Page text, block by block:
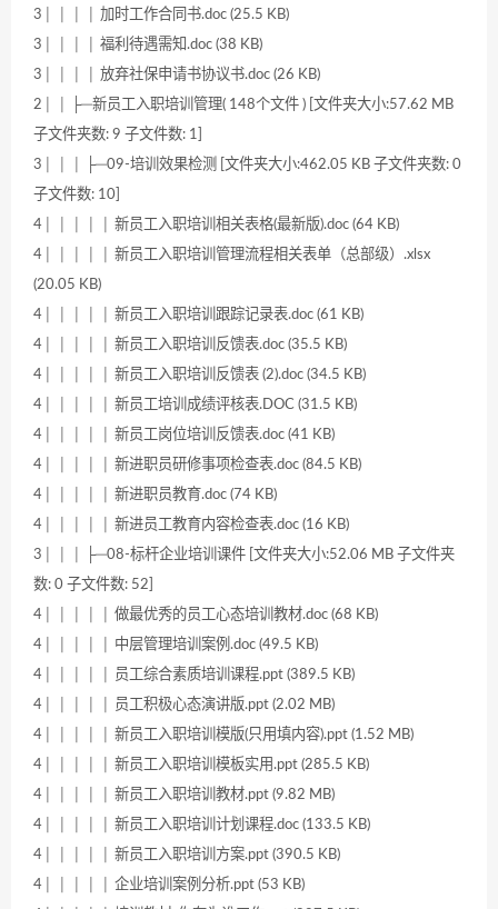
3│ │ │ │ 加时工作合同书.doc (25.5 KB)
3│ │ │ │ 福利待遇需知.doc (38 KB)
3│ │ │ │ 放弃社保申请书协议书.doc (26 KB)
2│ │ ├─新员工入职培训管理( 148个文件 ) [文件夹大小:57.62 MB
子文件夹数: 9 子文件数: 1]
3│ │ │ ├─09-培训效果检测 [文件夹大小:462.05 KB 子文件夹数: 0
子文件数: 10]
4│ │ │ │ │ 新员工入职培训相关表格(最新版).doc (64 KB)
4│ │ │ │ │ 新员工入职培训管理流程相关表单（总部级）.xlsx
(20.05 KB)
4│ │ │ │ │ 新员工入职培训跟踪记录表.doc (61 KB)
4│ │ │ │ │ 新员工入职培训反馈表.doc (35.5 KB)
4│ │ │ │ │ 新员工入职培训反馈表 (2).doc (34.5 KB)
4│ │ │ │ │ 新员工培训成绩评核表.DOC (31.5 KB)
4│ │ │ │ │ 新员工岗位培训反馈表.doc (41 KB)
4│ │ │ │ │ 新进职员研修事项检查表.doc (84.5 KB)
4│ │ │ │ │ 新进职员教育.doc (74 KB)
4│ │ │ │ │ 新进员工教育内容检查表.doc (16 KB)
3│ │ │ ├─08-标杆企业培训课件 [文件夹大小:52.06 MB 子文件夹
数: 0 子文件数: 52]
4│ │ │ │ │ 做最优秀的员工心态培训教材.doc (68 KB)
4│ │ │ │ │ 中层管理培训案例.doc (49.5 KB)
4│ │ │ │ │ 员工综合素质培训课程.ppt (389.5 KB)
4│ │ │ │ │ 员工积极心态演讲版.ppt (2.02 MB)
4│ │ │ │ │ 新员工入职培训模版(只用填内容).ppt (1.52 MB)
4│ │ │ │ │ 新员工入职培训模板实用.ppt (285.5 KB)
4│ │ │ │ │ 新员工入职培训教材.ppt (9.82 MB)
4│ │ │ │ │ 新员工入职培训计划课程.doc (133.5 KB)
4│ │ │ │ │ 新员工入职培训方案.ppt (390.5 KB)
4│ │ │ │ │ 企业培训案例分析.ppt (53 KB)